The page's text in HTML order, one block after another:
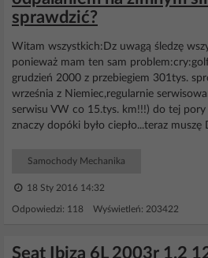
sprawdzić?
Witam wszystkich:Dz uwagą śledzę
ponieważ mam ten sam
grudzień 2000 z przebiegiem 301tys.
września z Niemiec,regularnie
serwisu VW co 15.tys. km!!!) do tej
znaczy dopóki było ciepło...teraz muszę
Samochody Mechanika
18 Sty 2016 14:32
Odpowiedzi: 118 Wyświetleń: 203422
Seat Ibiza 6L 2003r 1.2